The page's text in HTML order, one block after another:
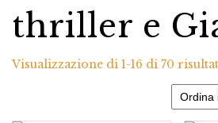
thriller e
Visualizzazione di 1-16 di 70